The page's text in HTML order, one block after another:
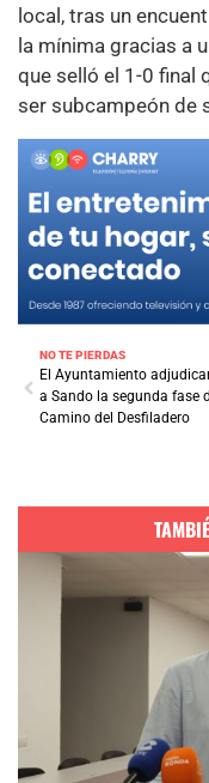
local, tras un
la mínima gracias a
que selló el 1-0 final
ser subcampeón de
NO TE PIERDAS
El Ayuntamiento
a Sando la segunda fase
Camino del Desfiladero